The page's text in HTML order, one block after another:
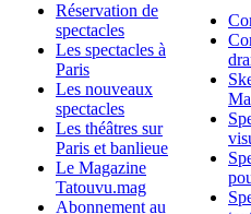
Réservation de
spectacles
Les spectacles à
Paris
Les nouveaux
spectacles
Les théâtres sur
Paris et banlieue
Le Magazine
Tatouvu.mag
Abonnement au